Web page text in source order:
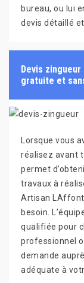
bureau, ou lui
devis détaillé
Devis
gratuite et
Lorsque vous
réalisez avant
permet
travaux à
Artisan LAffont
besoin.
qualifiée pour
professionnel
demande
adéquate à